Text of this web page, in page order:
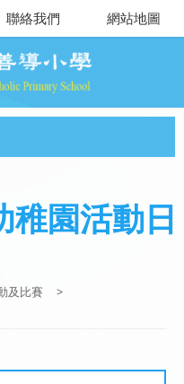
聯絡我們 網站地圖
稚園活動日
及比賽
>